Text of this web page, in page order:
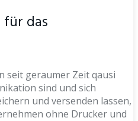
das
seit geraumer Zeit qausi
sind und sich
und versenden lassen,
ohne Drucker und